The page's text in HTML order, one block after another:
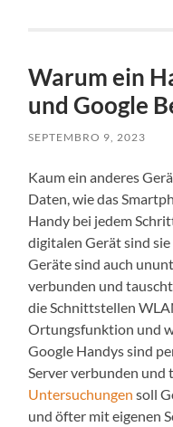
Warum ein
und Google
SEPTEMBRO 9, 2023
Kaum ein anderes
Daten, wie das
Handy bei jedem
digitalen Gerät sind
Geräte sind auch
verbunden und
die Schnittstellen
Ortungsfunktion und
Google Handys sind
Server verbunden und
Untersuchungen soll
und öfter mit eigenen